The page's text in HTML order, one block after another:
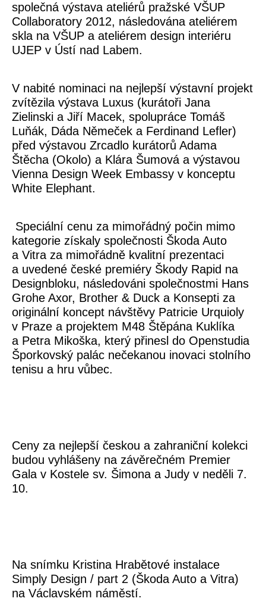
společná výstava ateliérů pražské VŠUP
Collaboratory 2012, následována ateliérem
skla na VŠUP a ateliérem design interiéru
UJEP v Ústí nad Labem.
V nabité nominaci na nejlepší výstavní projekt
zvítězila výstava Luxus (kurátoři Jana
Zielinski a Jiří Macek, spolupráce Tomáš
Luňák, Dáda Němeček a Ferdinand Lefler)
před výstavou Zrcadlo kurátorů Adama
Štěcha (Okolo) a Klára Šumová a výstavou
Vienna Design Week Embassy v konceptu
White Elephant.
Speciální cenu za mimořádný počin mimo
kategorie získaly společnosti Škoda Auto
a Vitra za mimořádně kvalitní prezentaci
a uvedené české premiéry Škody Rapid na
Designbloku, následováni společnostmi Hans
Grohe Axor, Brother & Duck a Konsepti za
originální koncept návštěvy Patricie Urquioly
v Praze a projektem M48 Štěpána Kuklíka
a Petra Mikoška, který přinesl do Openstudia
Šporkovský palác nečekanou inovaci stolního
tenisu a hru vůbec.
Ceny za nejlepší českou a zahraniční kolekci
budou vyhlášeny na závěrečném Premier
Gala v Kostele sv. Šimona a Judy v neděli 7.
10.
Na snímku Kristina Hrabětové instalace
Simply Design / part 2 (Škoda Auto a Vitra)
na Václavském náměstí.